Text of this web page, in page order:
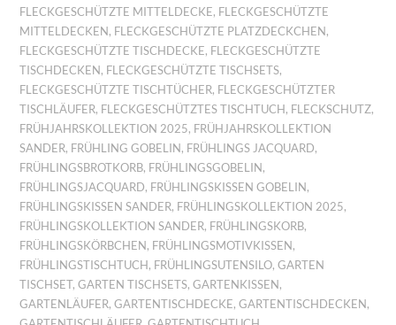
FLECKGESCHÜTZTE MITTELDECKE, FLECKGESCHÜTZTE
MITTELDECKEN , FLECKGESCHÜTZTE PLATZDECKCHEN ,
FLECKGESCHÜTZTE TISCHDECKE, FLECKGESCHÜTZTE
TISCHDECKEN , FLECKGESCHÜTZTE TISCHSETS,
FLECKGESCHÜTZTE TISCHTÜCHER, FLECKGESCHÜTZTER
TISCHLÄUFER, FLECKGESCHÜTZTES TISCHTUCH , FLECKSCHUTZ,
FRÜHJAHRSKOLLEKTION 2025, FRÜHJAHRSKOLLEKTION
SANDER, FRÜHLING GOBELIN , FRÜHLINGS JACQUARD,
FRÜHLINGSBROTKORB, FRÜHLINGSGOBELIN ,
FRÜHLINGSJACQUARD, FRÜHLINGSKISSEN GOBELIN ,
FRÜHLINGSKISSEN SANDER, FRÜHLINGSKOLLEKTION 2025,
FRÜHLINGSKOLLEKTION SANDER, FRÜHLINGSKORB,
FRÜHLINGSKÖRBCHEN , FRÜHLINGSMOTIVKISSEN ,
FRÜHLINGSTISCHTUCH , FRÜHLINGSUTENSILO,GARTEN
TISCHSET,GARTEN TISCHSETS,GARTENKISSEN ,
GARTENLÄUFER,GARTENTISCHDECKE,GARTENTISCHDECKEN ,